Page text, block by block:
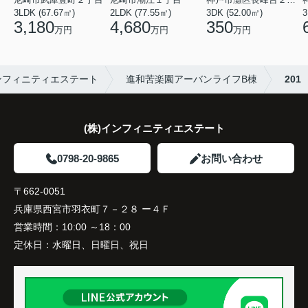
3LDK (67.67㎡)
3,180万円
2LDK (77.55㎡)
4,680万円
3DK (52.00㎡)
350万円
ィニティエステート 進和苦楽園アーバンライフB棟 201
(株)インフィニティエステート
0798-20-9865 お問い合わせ
〒662-0051
兵庫県西宮市羽衣町７－２８ ー４Ｆ
営業時間： 10:00 ～18：00
定休日： 水曜日、日曜日、祝日